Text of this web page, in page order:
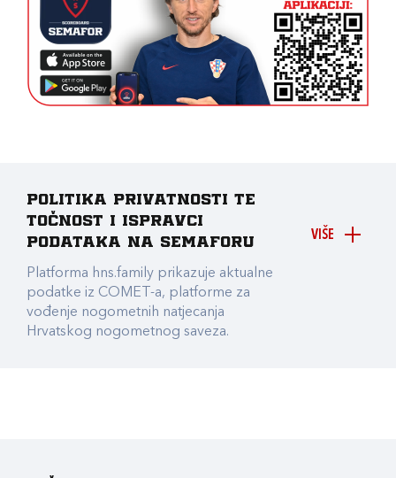
VIŠE
Politika privatnosti te
točnost i ispravci
podataka na Semaforu
Platforma hns.family prikazuje aktualne
podatke iz COMET-a, platforme za
vođenje nogometnih natjecanja
Hrvatskog nogometnog saveza.